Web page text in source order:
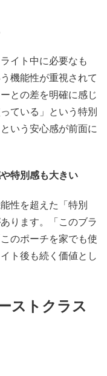
イト中に必要なも
機能性が重視されて
との差を明確に感じ
ている」という特別
いう安心感が前面に
特別感も大きい
性を超えた「特別
ります。「このブラ
のポーチを家でも使
ト後も続く価値とし
ストクラス